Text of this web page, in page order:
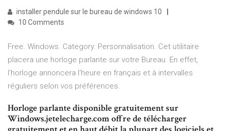
installer pendule sur le bureau de windows 10
10 Comments
Free. Windows. Category: Personnalisation. Cet utilitaire
placera une horloge parlante sur votre Bureau. En effet,
l'horloge annoncera l'heure en français et à intervalles
réguliers selon vos préférences.
Horloge parlante disponible gratuitement sur
Windows.jetelecharge.com offre de télécharger